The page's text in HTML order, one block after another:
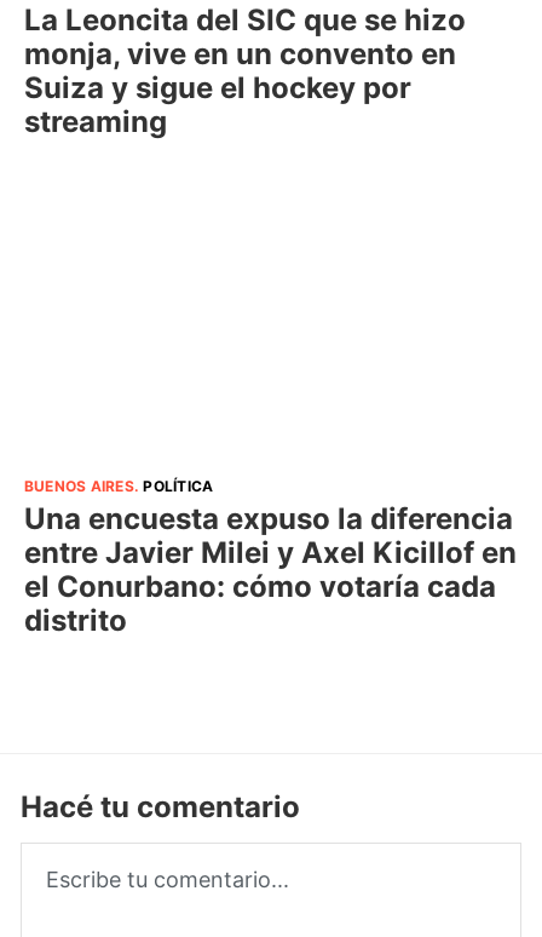
La Leoncita del SIC que se hizo
monja, vive en un convento en
Suiza y sigue el hockey por
streaming
BUENOS AIRES.POLÍTICA
Una encuesta expuso la diferencia
entre Javier Milei y Axel Kicillof en
el Conurbano: cómo votaría cada
distrito
Hacé tu comentario